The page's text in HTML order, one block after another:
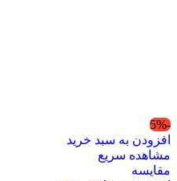
-5%
افزودن به سبد خرید
مشاهده سریع
مقایسه